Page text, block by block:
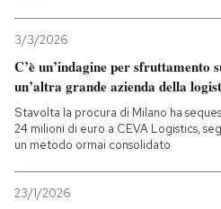
Economia
PODCAST
NEWSLETTER
3/3/2026
C’è un’indagine per sfruttamento
un’altra grande azienda della
Stavolta la procura di Milano ha
24 milioni di euro a CEVA Logistics,
un metodo ormai consolidato
23/1/2026